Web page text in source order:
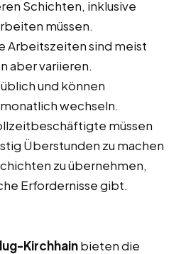
Schichten, inklusive
müssen.
Arbeitszeiten sind meist
aber variieren.
und können
wechseln.
müssen
Überstunden zu machen
zu übernehmen,
Erfordernisse gibt.
Kirchhainbieten die